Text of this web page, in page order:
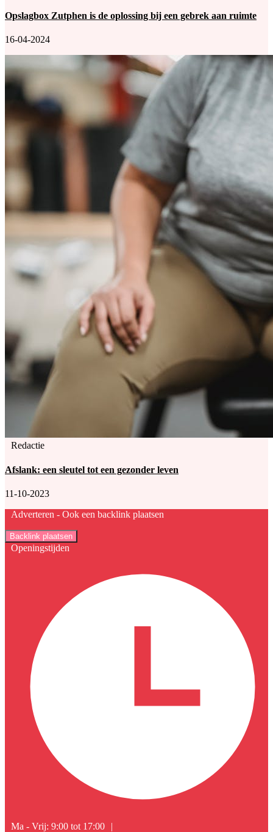
Opslagbox Zutphen is de oplossing bij een gebrek aan ruimte
16-04-2024
Redactie
Afslank: een sleutel tot een gezonder leven
11-10-2023
Adverteren - Ook een backlink plaatsen
Backlink plaatsen
Openingstijden
Ma - Vrij: 9:00 tot 17:00 |